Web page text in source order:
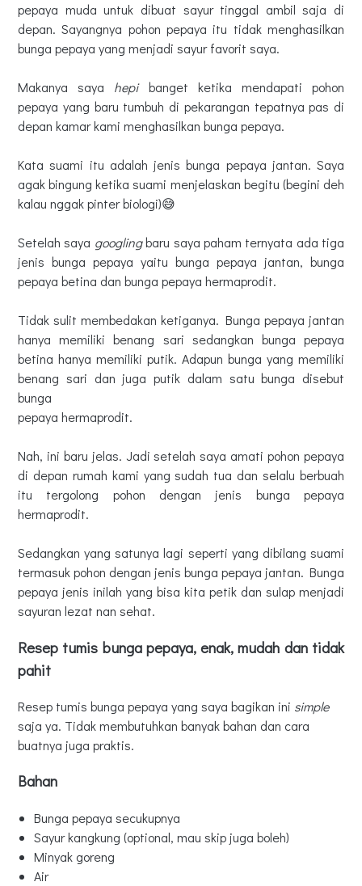
pepaya muda untuk dibuat sayur tinggal ambil saja di
depan. Sayangnya pohon pepaya itu tidak menghasilkan
bunga pepaya yang menjadi sayur favorit saya.
Makanya saya hepibanget ketika mendapati pohon
pepaya yang baru tumbuh di pekarangan tepatnya pas di
depan kamar kami menghasilkan bunga pepaya.
Kata suami itu adalah jenis bunga pepaya jantan. Saya
agak bingung ketika suami menjelaskan begitu (begini deh
kalau nggak pinter biologi)😅
Setelah saya googlingbaru saya paham ternyata ada tiga
jenis bunga pepaya yaitu bunga pepaya jantan, bunga
pepaya betina dan bunga pepaya hermaprodit.
Tidak sulit membedakan ketiganya. Bunga pepaya jantan
hanya memiliki benang sari sedangkan bunga pepaya
betina hanya memiliki putik. Adapun bunga yang memiliki
benang sari dan juga putik dalam satu bunga disebut
bunga
pepaya hermaprodit.
Nah, ini baru jelas. Jadi setelah saya amati pohon pepaya
di depan rumah kami yang sudah tua dan selalu berbuah
itu tergolong pohon dengan jenis bunga pepaya
hermaprodit.
Sedangkan yang satunya lagi seperti yang dibilang suami
termasuk pohon dengan jenis bunga pepaya jantan. Bunga
pepaya jenis inilah yang bisa kita petik dan sulap menjadi
sayuran lezat nan sehat.
Resep tumis bunga pepaya, enak, mudah dan tidak
pahit
Resep tumis bunga pepaya yang saya bagikan ini simple
saja ya. Tidak membutuhkan banyak bahan dan cara
buatnya juga praktis.
Bahan
Bunga pepaya secukupnya
Sayur kangkung (optional, mau skip juga boleh)
Minyak goreng
Air